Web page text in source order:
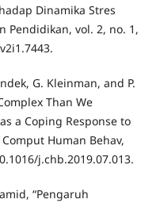
Dinamika Stres
Pendidikan, vol. 2, no. 1,
G. Kleinman, and P.
Than We
a Coping Response to
Human Behav,
j.chb.2019.07.013.
“Pengaruh